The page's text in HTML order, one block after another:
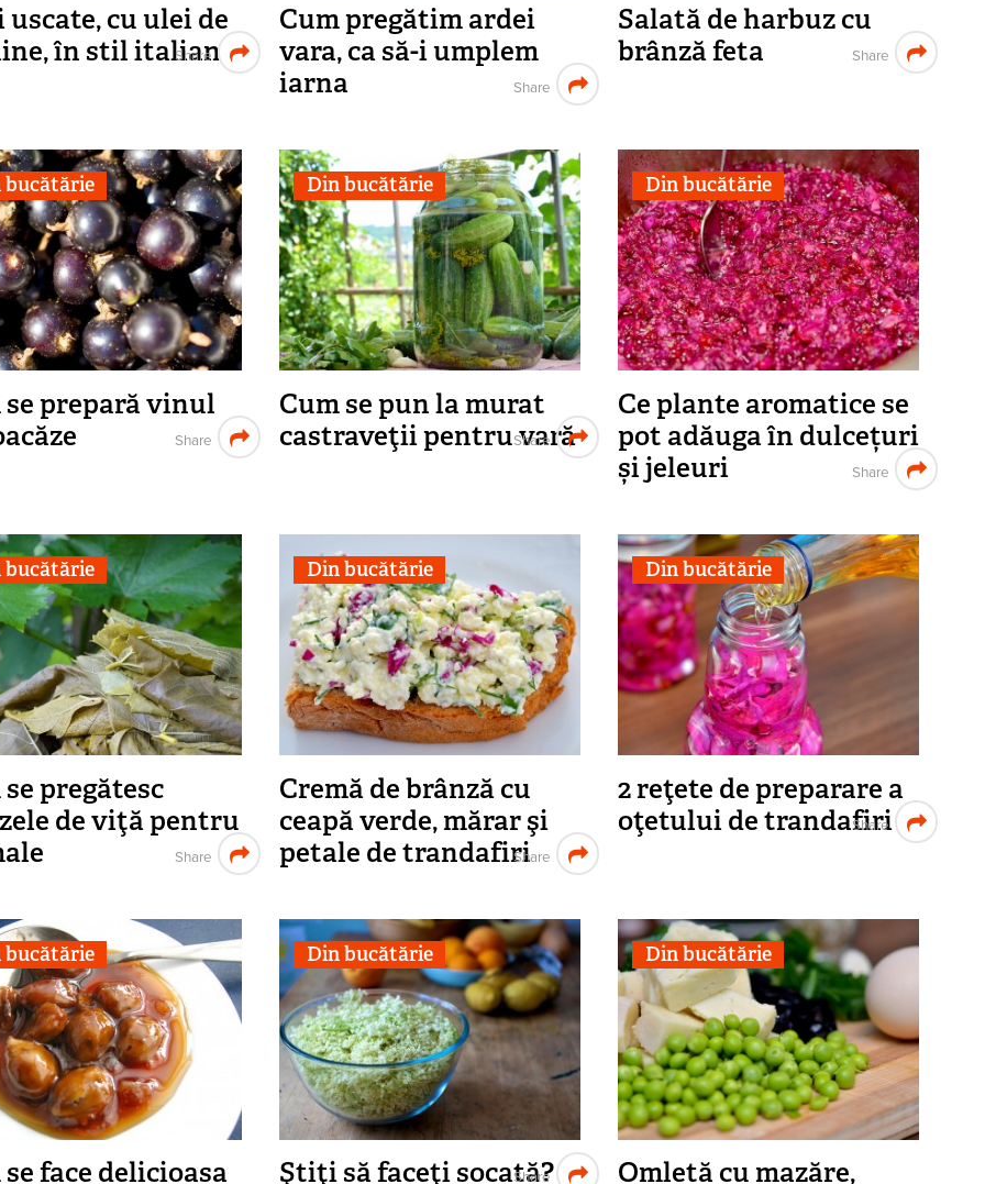
uscate, cu ulei de
în stil italian
Share
Cum pregătim ardei
vara, ca să-i umplem
iarna
Share
Salată de harbuz cu
brânză feta
Share
bucătărie
se prepară vinul
Share
Din bucătărie
Cum se pun la murat
castraveţii pentru vară
Share
Din bucătărie
Ce plante aromatice se
pot adăuga în dulcețuri
și jeleuri
Share
bucătărie
pregătesc
de viţă pentru
Share
Din bucătărie
Cremă de brânză cu
ceapă verde, mărar şi
petale de trandafiriShare
Din bucătărie
2 reţete de preparare a
oţetului de trandafiri
Share
bucătărie
face delicioasa
Din bucătărie
Ştiţi să faceţi socată?
Share
Din bucătărie
Omletă cu mazăre,